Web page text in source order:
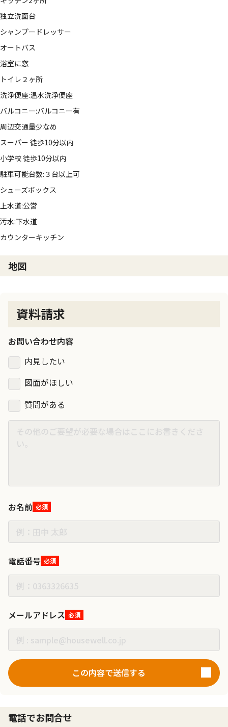
独立洗面台
シャンプードレッサー
オートバス
浴室に窓
トイレ２ヶ所
洗浄便座:温水洗浄便座
バルコニー:バルコニー有
周辺交通量少なめ
スーパー 徒歩10分以内
小学校 徒歩10分以内
駐車可能台数:３台以上可
シューズボックス
上水道:公営
汚水:下水道
カウンターキッチン
地図
資料請求
お問い合わせ内容
内見したい
図面がほしい
質問がある
お名前 必須
電話番号 必須
メールアドレス 必須
この内容で送信する
電話でお問合せ